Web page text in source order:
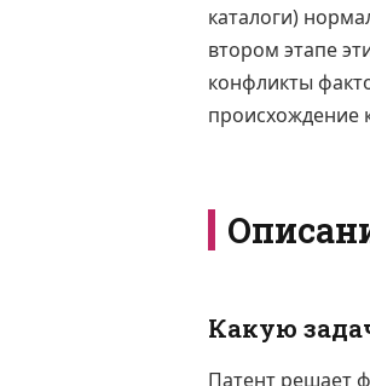
каталоги)
втором этапе
конфликты
Какую
Патент решает